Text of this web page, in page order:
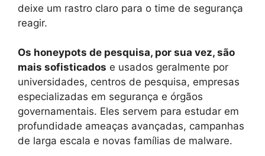
deixe um rastro claro para o time de segurança
reagir.
Os honeypots de pesquisa, por sua vez, são
mais sofisticados e usados geralmente por
universidades, centros de pesquisa, empresas
especializadas em segurança e órgãos
governamentais. Eles servem para estudar em
profundidade ameaças avançadas, campanhas
de larga escala e novas famílias de malware.